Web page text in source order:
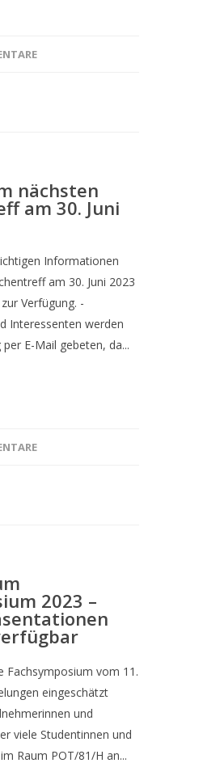
nächsten
am 30. Juni
Informationen
am 30. Juni 2023
Verfügung. -
Interessenten werden
E-Mail gebeten, da...
2023 –
Fachsymposium vom 11.
eingeschätzt
und
viele Studentinnen und
Raum POT/81/H an...